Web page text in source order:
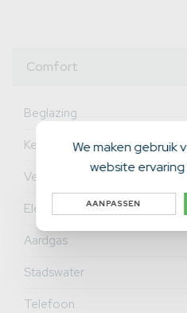
Comfort
Beglazing
Keuken
Verwarming
Elektriciteit
Aardgas
Stadswater
Telefoon
We maken gebruik
website
AANPASSEN